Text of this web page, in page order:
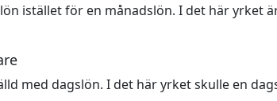
istället för en månadslön. I det här yrket
med dagslön. I det här yrket skulle en